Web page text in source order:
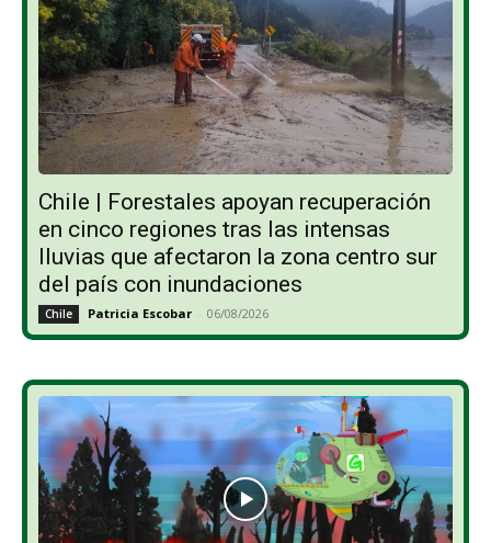
Chile | Forestales apoyan recuperación
en cinco regiones tras las intensas
lluvias que afectaron la zona centro sur
del país con inundaciones
Chile Patricia Escobar - 06/08/2026